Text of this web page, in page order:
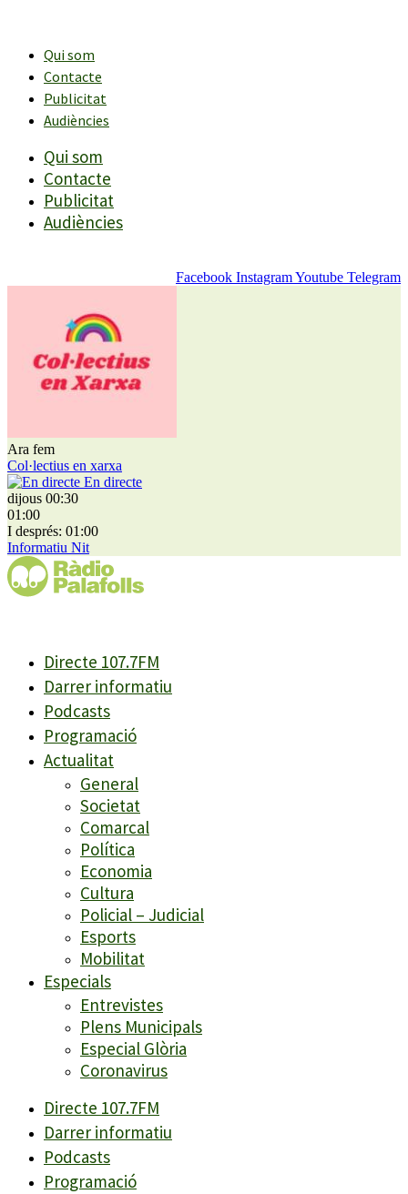
contingutQui som
Contacte
Publicitat
Audiències
Qui som
Contacte
Publicitat
Audiències
Facebook InstagramYoutube Telegram
Ara fem
Col·lectius en xarxa
En directe
dijous 00:30
01:00
I després: 01:00
Informatiu Nit
Directe 107.7FM
Darrer informatiu
Podcasts
Programació
Actualitat
General
Societat
Comarcal
Política
Economia
Cultura
Policial – Judicial
Esports
Mobilitat
Especials
Entrevistes
Plens Municipals
Especial Glòria
Coronavirus
Directe 107.7FM
Darrer informatiu
Podcasts
Programació